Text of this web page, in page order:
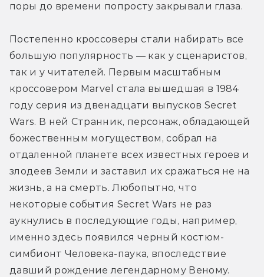
поры до времени попросту закрывали глаза.
Постепенно кроссоверы стали набирать все
большую популярность — как у сценаристов,
так и у читателей. Первым масштабным
кроссовером Marvel стала вышедшая в 1984
году серия из двенадцати выпусков Secret
Wars. В ней Странник, персонаж, обладающей
божественным могуществом, собрал на
отдаленной планете всех известных героев и
злодеев Земли и заставил их сражаться не на
жизнь, а на смерть. Любопытно, что
некоторые события Secret Wars не раз
аукнулись в последующие годы, например,
именно здесь появился черный костюм-
симбионт Человека-паука, впоследствие
давший рождение легендарному Веному.